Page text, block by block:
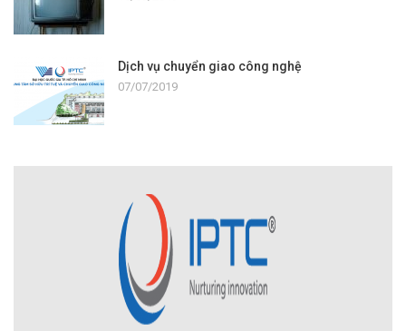
Dịch vụ chuyển giao công nghệ
07/07/2019